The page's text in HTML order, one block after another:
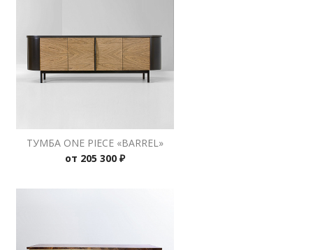
ТУМБА ONE PIECE «BARREL»
от 205 300 ₽